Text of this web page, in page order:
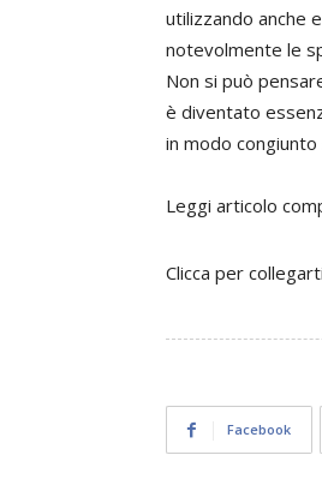
utilizzando anche
notevolmente le
Non si può
è diventato
in modo
Leggi articolo
Clicca per
Facebook